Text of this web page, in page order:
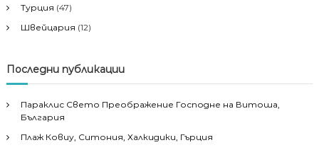
Турция (47)
Швейцария (12)
Последни публикации
Параклис Свето Преображение Господне на Витоша,
България
Плаж Ковиу, Ситония, Халкидики, Гърция